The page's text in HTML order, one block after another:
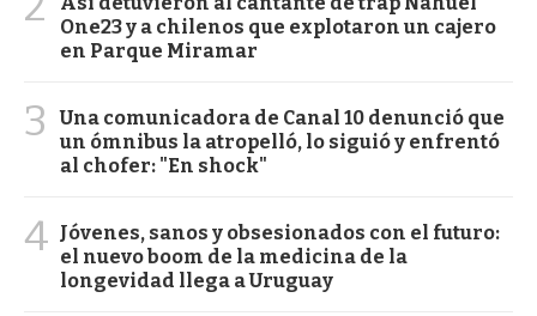
One23 y a chilenos que explotaron un cajero
en Parque Miramar
3
Una comunicadora de Canal 10 denunció que
un ómnibus la atropelló, lo siguió y enfrentó
al chofer: "En shock"
4 Jóvenes, sanos y obsesionados con el futuro:
el nuevo boom de la medicina de la
longevidad llega a Uruguay